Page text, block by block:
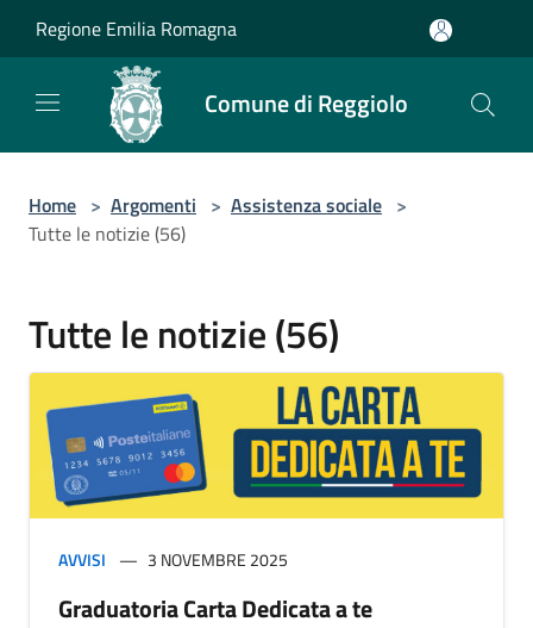
Regione Emilia Romagna
Comune di Reggiolo
Home > Argomenti > Assistenza sociale >
Tutte le notizie (56)
Tutte le notizie (56)
AVVISI 3 NOVEMBRE 2025
Graduatoria Carta Dedicata a te